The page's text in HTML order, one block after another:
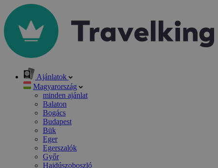
Ajánlatok
Magyarország
minden ajánlat
Balaton
Bogács
Budapest
Bük
Eger
Egerszalók
Győr
Hajdúszoboszló